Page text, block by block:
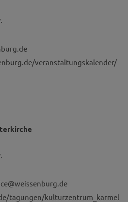
veranstaltungskalender/
tagungen/